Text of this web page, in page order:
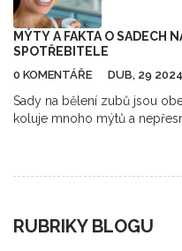
MÝTY A FAKTA O SADECH
SPOTŘEBITELE
0 KOMENTÁŘE DUB, 29 2024
Sady na bělení zubů jsou
koluje mnoho mýtů a
efektivní.
RUBRIKY BLOGU